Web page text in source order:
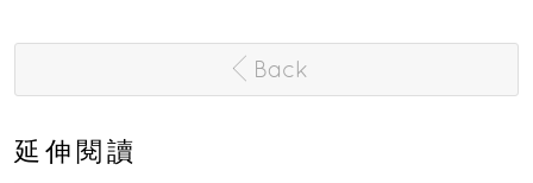
Back
延伸閱讀